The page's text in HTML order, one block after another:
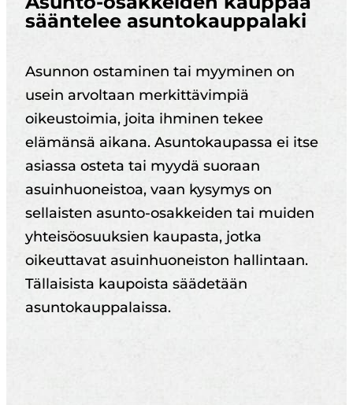
sääntelee asuntokauppalaki
Asunnon ostaminen tai myyminen on
usein arvoltaan merkittävimpiä
oikeustoimia, joita ihminen tekee
elämänsä aikana. Asuntokaupassa ei itse
asiassa osteta tai myydä suoraan
asuinhuoneistoa, vaan kysymys on
sellaisten asunto-osakkeiden tai muiden
yhteisöosuuksien kaupasta, jotka
oikeuttavat asuinhuoneiston hallintaan.
Tällaisista kaupoista säädetään
asuntokauppalaissa.